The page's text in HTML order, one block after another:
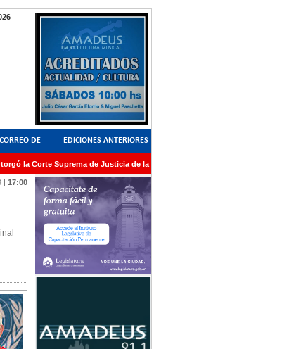
CORREO DE
LECTORES
EDICIONES ANTERIORES
la Corte Suprema de Justicia de la Nación una medalla al Dr. Raul
| 17:00